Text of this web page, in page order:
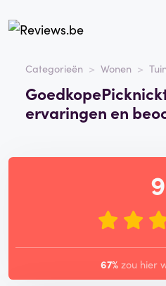
Categorieën Wonen
ervaringen en
9
67% zou hier